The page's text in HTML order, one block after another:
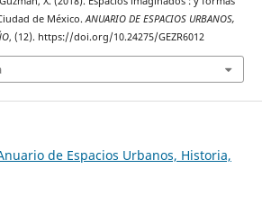
de México.ANUARIO DE ESPACIOS URBANOS,
, (12). https://doi.org/10.24275/GEZR6012
de Espacios Urbanos, Historia,